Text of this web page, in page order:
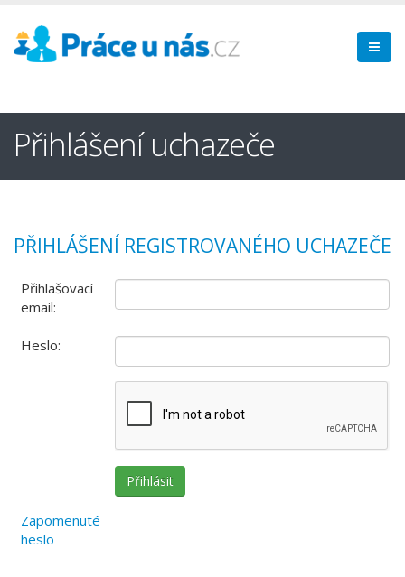
Přihlášení uchazeče
PŘIHLÁŠENÍ REGISTROVANÉHO UCHAZEČE
Přihlašovací
email:
Heslo:
Zapomenuté
heslo